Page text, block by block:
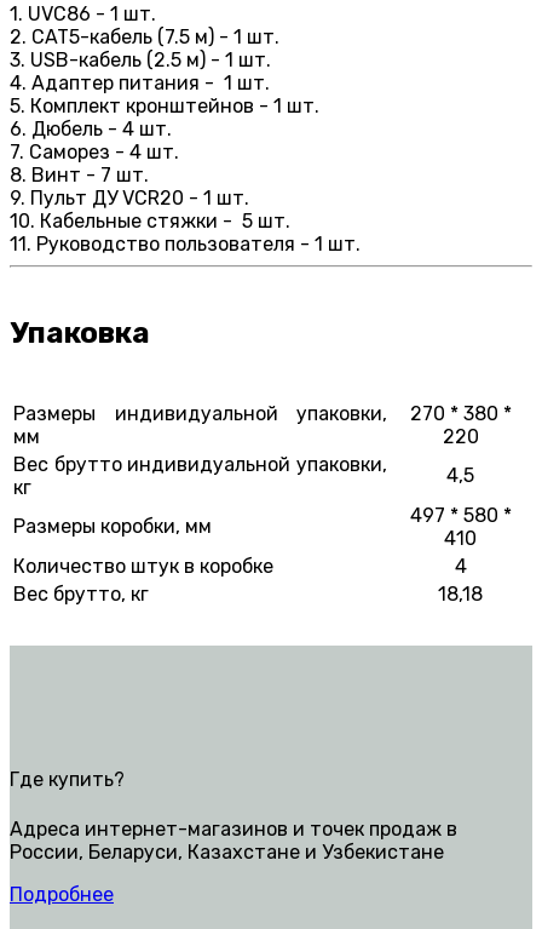
1. UVC86 - 1 шт.
2. CAT5-кабель (7.5 м) - 1 шт.
3. USB-кабель (2.5 м) - 1 шт.
4. Адаптер питания - 1 шт.
5. Комплект кронштейнов - 1 шт.
6. Дюбель - 4 шт.
7. Саморез - 4 шт.
8. Винт - 7 шт.
9. Пульт ДУ VCR20 - 1 шт.
10. Кабельные стяжки - 5 шт.
11. Руководство пользователя - 1 шт.
Упаковка
Размеры индивидуальной упаковки,
мм
270 * 380 *
220
Вес брутто индивидуальной упаковки,
кг
4,5
Размеры коробки, мм
497 * 580 *
410
Количество штук в коробке
4
Вес брутто, кг
18,18
Где купить?
Адреса интернет-магазинов и точек продаж в
России, Беларуси, Казахстане и Узбекистане
Подробнее